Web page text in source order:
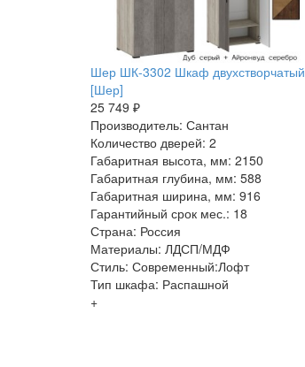
Шер ШК-3302 Шкаф двухстворчатый
[Шер]
25 749 ₽
Производитель: Сантан
Количество дверей: 2
Габаритная высота, мм: 2150
Габаритная глубина, мм: 588
Габаритная ширина, мм: 916
Гарантийный срок мес.: 18
Страна: Россия
Материалы: ЛДСП/МДФ
Стиль: Современный:Лофт
Тип шкафа: Распашной
+